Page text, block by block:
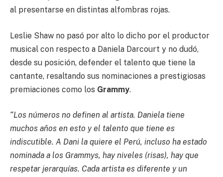
al presentarse en distintas alfombras rojas.
Leslie Shaw no pasó por alto lo dicho por el productor
musical con respecto a Daniela Darcourt y no dudó,
desde su posición, defender el talento que tiene la
cantante, resaltando sus nominaciones a prestigiosas
premiaciones como los Grammy.
“Los números no definen al artista. Daniela tiene
muchos años en esto y el talento que tiene es
indiscutible. A Dani la quiere el Perú, incluso ha estado
nominada a los Grammys, hay niveles (risas), hay que
respetar jerarquías. Cada artista es diferente y un